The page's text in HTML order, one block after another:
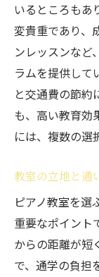
体験
口コ
実際
長期
親子
いるところもあ
変貴重であり、
ンレッスンなど
ラムを提供して
と交通費の節約
も、高い教育効
には、複数の選
教室の立地と通
ピアノ教室を選
重要なポイント
からの距離が短
で、通学の負担